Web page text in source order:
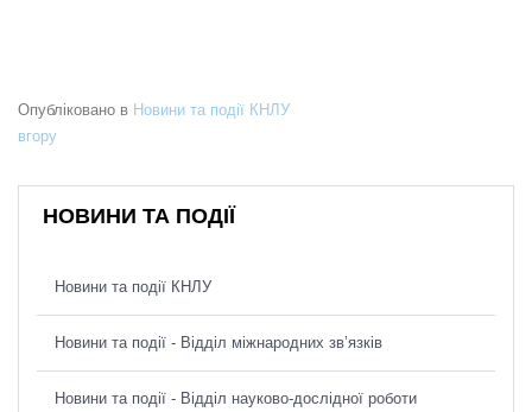
Опубліковано в Новини та події КНЛУ
вгору
НОВИНИ ТА ПОДІЇ
Новини та події КНЛУ
Новини та події - Відділ міжнародних зв’язків
Новини та події - Відділ науково-дослідної роботи